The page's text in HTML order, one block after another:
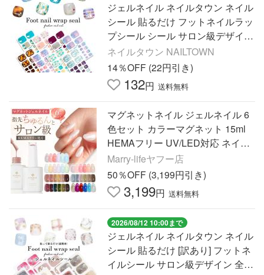
ジェルネイル ネイルタウン ネイル
シール 貼るだけ フットネイルラッ
プシール シール サロン級デザイン
全8種
ネイルタウン NAILTOWN
14％OFF (22円引き)
132円 送料無料
マグネットネイル ジェルネイル 6
色セット カラーマグネット 15ml
HEMAフリー UV/LED対応 ネイリ
ストASKAさん監修 マグネット付
き カラージェル セルフネイル 爪
Marry-lifeヤフー店
50％OFF (3,199円引き)
3,199円 送料無料
2026/08/12 10:00まで
ジェルネイル ネイルタウン ネイル
シール 貼るだけ [訳あり] フットネ
イルシール サロン級デザイン 全16